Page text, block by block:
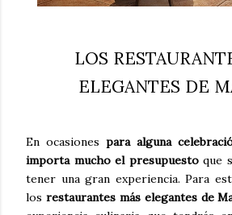
LOS
ELEGANTES DE
En ocasiones para alguna
importa mucho el presupuestoque
tener una gran experiencia. Para
los restaurantes más elegantes de